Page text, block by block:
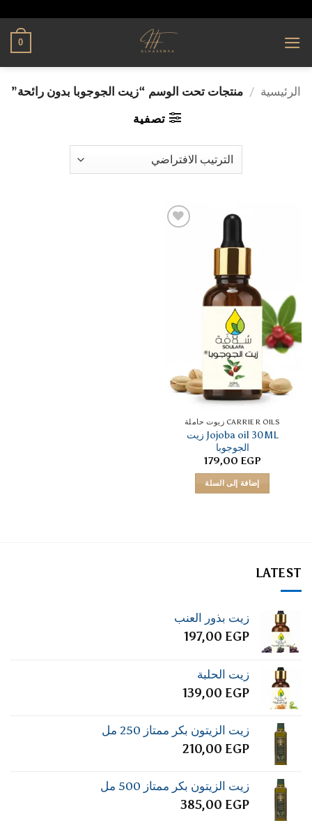
0
الرئيسية / منتجات تحت الوسم “زيت الجوجوبا بدون رائحة”
تصفية
CARRIER OILS زيوت حاملة
Jojoba oil 30ML زيت
الجوجوبا
179,00 EGP
إضافة إلى السلة
LATEST
زيت بذور العنب
197,00 EGP
زيت الحلبة
139,00 EGP
زيت الزيتون بكر ممتاز 250 مل
210,00 EGP
زيت الزيتون بكر ممتاز 500 مل
385,00 EGP